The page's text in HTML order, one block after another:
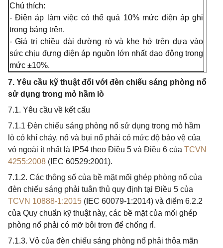
Chú thích:
-Điện áp làm việc có thể quá 10% mức điện áp ghi
trong bảng trên.
-Giá trị chiều dài đường rò và khe hở trên dựa vào
sức chịu đựng điện áp nguồn lớn nhất dao động trong
mức ±10%.
7. Yêu cầu kỹ thuật đối với đèn chiếu sáng phòng nổ
sử dụng trong mỏ hầm lò
7.1. Yêu cầu về kết cấu
7.1.1 Đèn chiếu sáng phòng nổ sử dụng trong mỏ hầm
lò có khí cháy, nổ và bụi nổ phải có mức độ bảo vệ của
vỏ ngoài ít nhất là IP54 theo Điều 5 và Điều 6 của TCVN
4255:2008 (IEC 60529:2001).
7.1.2. Các thông số của bề mặt mối ghép phòng nổ của
đèn chiếu sáng phải tuân thủ quy định tại Điều 5 của
TCVN 10888-1:2015 (IEC 60079-1:2014) và điểm 6.2.2
của Quy chuẩn kỹ thuật này, các bề mặt của mối ghép
phòng nổ phải có mỡ bôi trơn để chống rỉ.
7.1.3. Vỏ của đèn chiếu sáng phòng nổ phải thỏa mãn